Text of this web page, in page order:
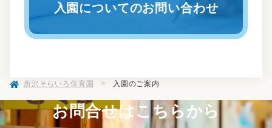
入園についてのお問い合わせ
所沢そらいろ保育園 > 入園のご案内
お問合せはこちらから